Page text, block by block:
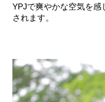
YPJで爽やかな空気を
されます。